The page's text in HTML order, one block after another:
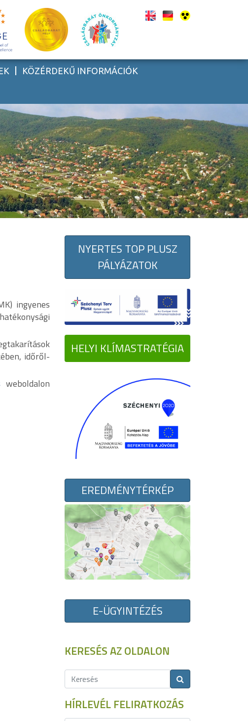
KÖZÉRDEKŰ INFORMÁCIÓK
ingyenes
időről-
weboldalon
NYERTES TOP PLUSZ
PÁLYÁZATOK
HELYI KLÍMASTRATÉGIA
EREDMÉNYTÉRKÉP
E-ÜGYINTÉZÉS
KERESÉS AZ OLDALON
HÍRLEVÉL FELIRATKOZÁS